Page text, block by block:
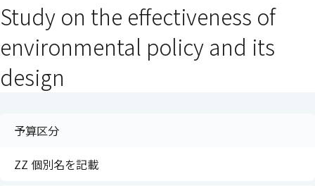
ウで開きます）
ンドウで開きます）
ウインドウで開きます）
Study on the effectiveness of
environmental policy and its
design
予算区分
ZZ 個別名を記載